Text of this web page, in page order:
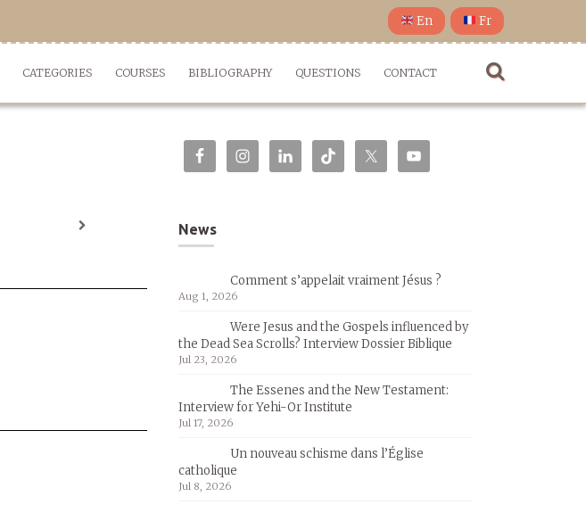
En Fr
CATEGORIES COURSES BIBLIOGRAPHY QUESTIONS CONTACT
News
Comment s’appelait vraiment Jésus ?
Aug 1, 2026
Were Jesus and the Gospels influenced by
the Dead Sea Scrolls? Interview Dossier Biblique
Jul 23, 2026
The Essenes and the New Testament:
Interview for Yehi-Or Institute
Jul 17, 2026
Un nouveau schisme dans l’Église
catholique
Jul 8, 2026